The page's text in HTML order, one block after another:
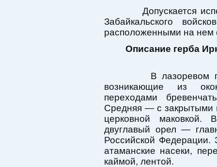
Допускается
Забайкальского
расположенными на нем
Описание герба
В лазоревом
возникающие из
переходами
Средняя — с закрытыми
церковной
двуглавый орел —
Российской
атаманские насеки,
каймой, лентой.